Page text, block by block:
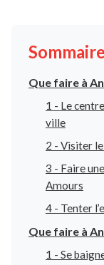
Sommaire
Que faire à
1 - Le
ville
2 - Visiter le
3 - Faire
Amours
4 - Tenter
Que faire à
1 - Se